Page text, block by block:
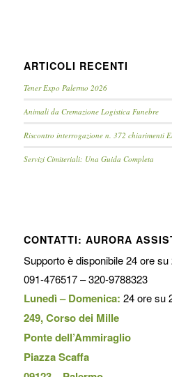
ARTICOLI RECENTI
Tener Expo Palermo 2026
Animali da Cremazione Logistica Funebre
Riscontro interrogazione n. 372 chiarimenti
Servizi Cimiteriali: Una Guida Completa
CONTATTI: AURORA
Supporto è disponibile 24 ore su
091-476517 – 320-9788323
Lunedì – Domenica: 24 ore su
249, Corso dei Mille
Ponte dell’Ammiraglio
Piazza Scaffa